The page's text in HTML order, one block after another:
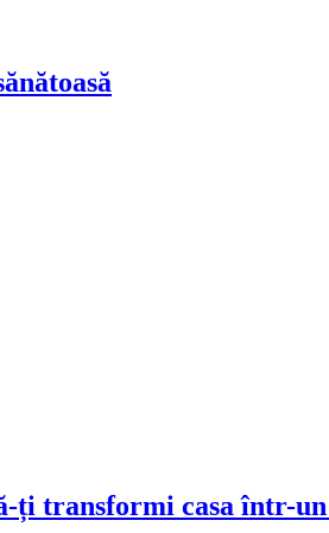
transformi casa într-